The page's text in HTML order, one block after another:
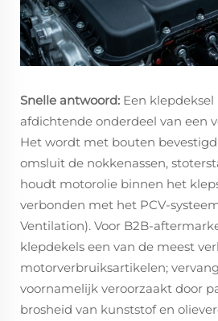
Snelle antwoord: Een
afdichtende onderdeel van een
Het wordt met bouten
omsluit de nokkenassen,
houdt motorolie binnen het
verbonden met het PCV-
Ventilation). Voor B2B-
klepdekels een van de meest
motorverbruiksartikelen;
voornamelijk veroorzaakt door
brosheid van kunststof en